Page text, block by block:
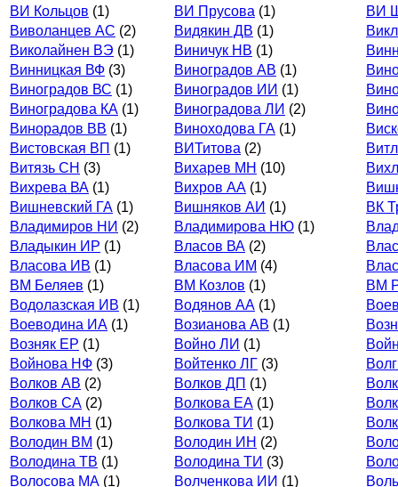
ВИ Кольцов (1) ВИ Прусова (1)
ВИ
Виволанцев АС (2) Видякин ДВ (1)
Виколайнен ВЭ (1) Виничук НВ (1)
Винницкая ВФ (3) Виноградов АВ (1)
Виноградов ВС (1) Виноградов ИИ (1)
Виноградова КА (1) Виноградова ЛИ (2)
Винорадов ВВ (1) Виноходова ГА (1)
Вистовская ВП (1) ВИТитова (2)
Витязь СН (3) Вихарев МН (10)
Вихрева ВА (1) Вихров АА (1)
Вишневский ГА (1) Вишняков АИ (1)
ВК
Владимиров НИ (2) Владимирова НЮ (1)
Владыкин ИР (1) Власов ВА (2)
Власова ИВ (1) Власова ИМ (4)
ВМ Беляев (1) ВМ Козлов (1)
ВМ
Водолазская ИВ (1) Водянов АА (1)
Воеводина ИА (1) Возианова АВ (1)
Возняк ЕР (1) Войно ЛИ (1)
Войнова НФ (3) Войтенко ЛГ (3)
Волков АВ (2) Волков ДП (1)
Волков СА (2) Волкова ЕА (1)
Волкова МН (1) Волкова ТИ (1)
Володин ВМ (1) Володин ИН (2)
Володина ТВ (1) Володина ТИ (3)
Волосова МА (1) Волченкова ИИ (1)